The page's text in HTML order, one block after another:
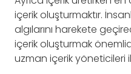
içerik oluşturmaktır.
algılarını harekete
içerik oluşturmak
uzman içerik yöneticileri